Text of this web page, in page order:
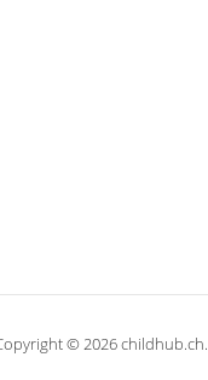
© 2026 childhub.ch.